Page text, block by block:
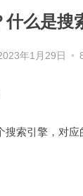
么是搜
年1月29日 •
索引擎，对